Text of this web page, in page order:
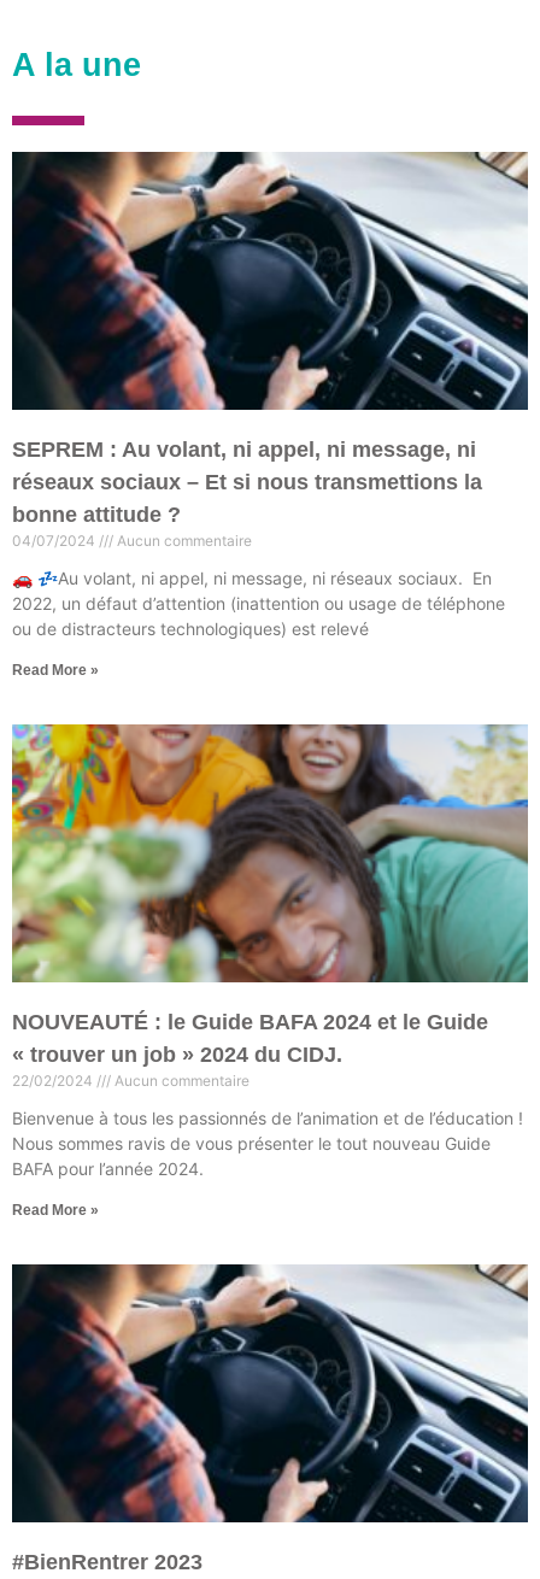
A la une
SEPREM : Au volant, ni appel, ni message, ni
réseaux sociaux – Et si nous transmettions la
bonne attitude ?
04/07/2024 Aucun commentaire
🚗 💤Au volant, ni appel, ni message, ni réseaux sociaux. En
2022, un défaut d’attention (inattention ou usage de téléphone
ou de distracteurs technologiques) est relevé
Read More »
NOUVEAUTÉ : le Guide BAFA 2024 et le Guide
« trouver un job » 2024 du CIDJ.
22/02/2024 Aucun commentaire
Bienvenue à tous les passionnés de l’animation et de l’éducation !
Nous sommes ravis de vous présenter le tout nouveau Guide
BAFA pour l’année 2024.
Read More »
#BienRentrer 2023